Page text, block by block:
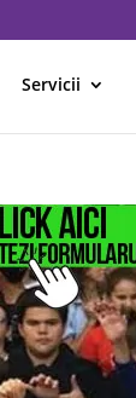
Servicii